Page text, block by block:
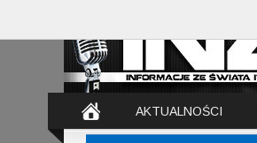
AKTUALNOŚCI